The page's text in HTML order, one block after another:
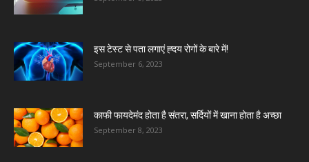
इस टेस्ट से पता लगाएं ह्दय रोगों के बारे में!
September 6, 2023
काफी फायदेमंद होता है संतरा, सर्दियों में खाना होता है अच्छा
September 8, 2023